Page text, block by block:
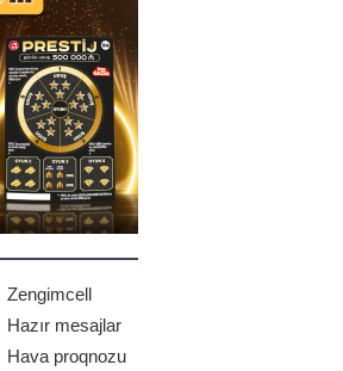
Zengimcell
Hazır mesajlar
Hava proqnozu